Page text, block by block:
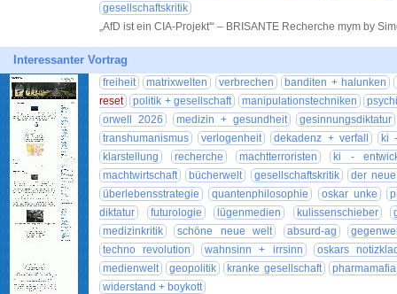
gesellschaftskritik
„AfD ist ein CIA-Projekt'“ – BRISANTE Recherche mym by
Interessanter Vortrag
freiheit matrixwelten verbrechen
banditen + halunken
reset
politik + gesellschaft manipulationstechniken
orwell 2026
medizin + gesundheit
gesinnungsdiktatur
transhumanismus
verlogenheit dekadenz + verfall
ki
klarstellung
recherche machtterroristen
ki -
machtwirtschaft
bücherwelt gesellschaftskritik
der
überlebensstrategie
quantenphilosophie oskar unke
diktatur
futurologie lügenmedien kulissenschieber
medizinkritik
schöne neue welt absurd-ag
techno revolution
wahnsinn + irrsinn
oskars
medienwelt
geopolitik kranke gesellschaft
pharmamafia
widerstand + boykott